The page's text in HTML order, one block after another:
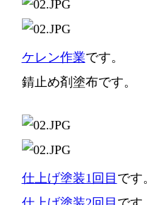
ケレン作業です。
錆止め剤塗布です。
仕上げ塗装1回目 です